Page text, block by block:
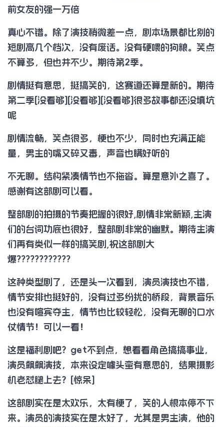
前女友的强一万倍
真心不错。除了演技稍微差一点，剧本场景都比别的
短剧高几个档次，没有废话。没有硬喂的狗粮。笑点
不算多，但也并不少。期待第2季。
剧情挺有意思，挺搞笑的，这赛道还算是新的。期待
第二季[没看够][没看够][没看够]很多故事都还没填坑
呢
剧情流畅，笑点很多，梗也不少，同时也充满正能
量，男主的嘴又碎又毒，声音也瞒好听的
不无聊。结构紧凑情节也不拖沓。算是意外之喜了。
感谢有这部剧可以看。
整部剧的拍摄的节奏把握的很好,剧情非常新颖,主演
们的台词功底也很好，整部剧非常的幽默。期待主演
们再有类似一样的搞笑剧,祝这部剧大
爆????????????
这种类型剧了，还是头一次看到，演员演技也不错，
情节安排也挺好的，没有过多纷扰的桥段，背景音乐
也没有喧宾夺主，情节也比较轻松，没有无聊的口水
仗情节！可以一看！
这是福利剧吧？get不到点，想看看角色搞搞事业，
演员飙飙演技，本来设定噱头蛮有意思的，结果摄影
机老怼腿上去？[惊呆]
这部剧实在是太欢乐，太有梗了，笑的人根本停不下
来。演员的演技实在是太好了，尤其是男主演，他的